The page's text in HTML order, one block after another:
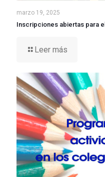
marzo 19, 2025
Inscripciones abiertas para
Leer más